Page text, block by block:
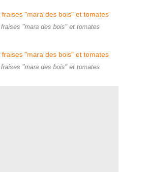
"mara des bois" et tomates
"mara des bois" et tomates